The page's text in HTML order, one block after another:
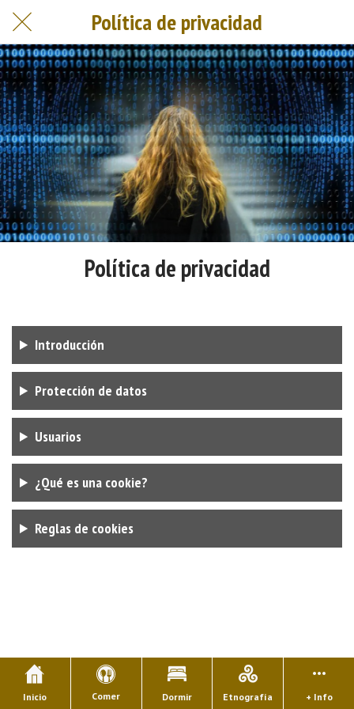
Política de privacidad
Política de privacidad
Introducción
Protección de datos
Usuarios
¿Qué es una cookie?
Reglas de cookies
Inicio Comer Dormir Etnografía + Info